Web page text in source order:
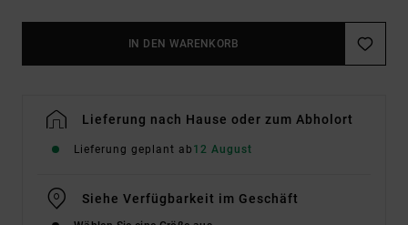
IN DEN WARENKORB
Lieferung nach Hause oder zum Abholort
Lieferung geplant ab 12 August
Siehe Verfügbarkeit im Geschäft